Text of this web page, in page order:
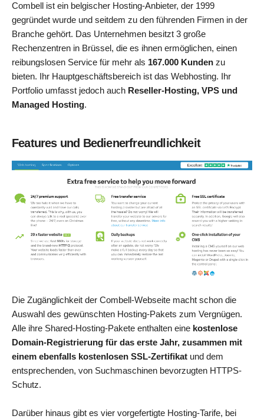
Combell ist ein belgischer Hosting-Anbieter, der 1999
gegründet wurde und seitdem zu den führenden Firmen in der
Branche gehört. Das Unternehmen besitzt 3 große
Rechenzentren in Brüssel, die es ihnen ermöglichen, einen
reibungslosen Service für mehr als 167.000 Kunden zu
bieten. Ihr Hauptgeschäftsbereich ist das Webhosting. Ihr
Portfolio umfasst jedoch auch Reseller-Hosting, VPS und
Managed Hosting.
Features und Bedienerfreundlichkeit
Die Zugänglichkeit der Combell-Webseite macht schon die
Auswahl des gewünschten Hosting-Pakets zum Vergnügen.
Alle ihre Shared-Hosting-Pakete enthalten eine kostenlose
Domain-Registrierung für das erste Jahr, zusammen mit
einem ebenfalls kostenlosen SSL-Zertifikat und dem
entsprechenden, von Suchmaschinen bevorzugten HTTPS-
Schutz.
Darüber hinaus gibt es vier vorgefertigte Hosting-Tarife, bei